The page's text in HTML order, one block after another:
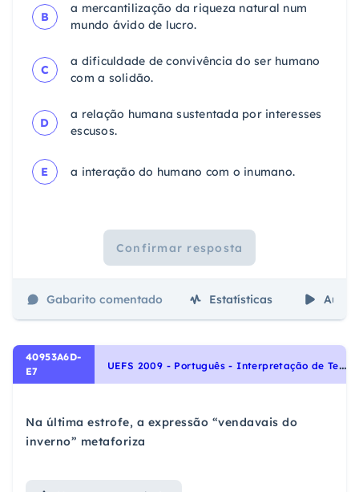
B
a mercantilização da riqueza natural num
mundo ávido de lucro.
C
a dificuldade de convivência do ser humano
com a solidão.
D
a relação humana sustentada por interesses
escusos.
E a interação do humano com o inumano.
Confirmar resposta
Gabarito comentado Estatísticas Aulas
40953A6D-
E7
U
EFS 2009 - Português - Interpretação de Textos, Figuras de Linguagem
Na última estrofe, a expressão “vendavais do
inverno” metaforiza